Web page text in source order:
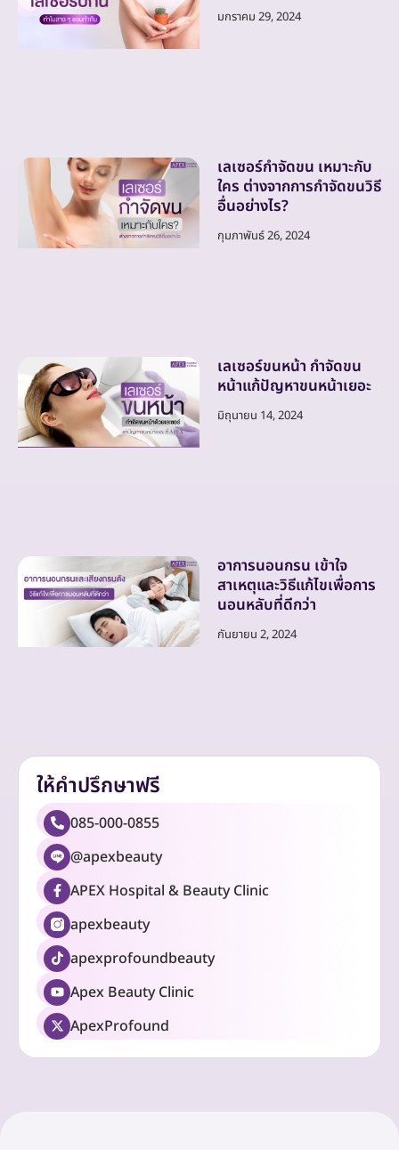
มกราคม 29, 2024
เลเซอร์กำจัดขน เหมาะกับ
ใคร ต่างจากการกำจัดขนวิธี
อื่นอย่างไร?
กุมภาพันธ์ 26, 2024
เลเซอร์ขนหน้า กำจัดขน
หน้าแก้ปัญหาขนหน้าเยอะ
มิถุนายน 14, 2024
อาการนอนกรน เข้าใจ
สาเหตุและวิธีแก้ไขเพื่อการ
นอนหลับที่ดีกว่า
กันยายน 2, 2024
ให้คำปรึกษาฟรี
085-000-0855
@apexbeauty
APEX Hospital & Beauty Clinic
apexbeauty
apexprofoundbeauty
Apex Beauty Clinic
ApexProfound